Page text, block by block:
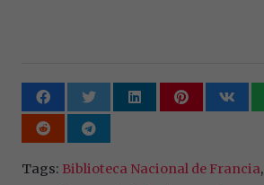
Tags: Biblioteca Nacional de Francia,